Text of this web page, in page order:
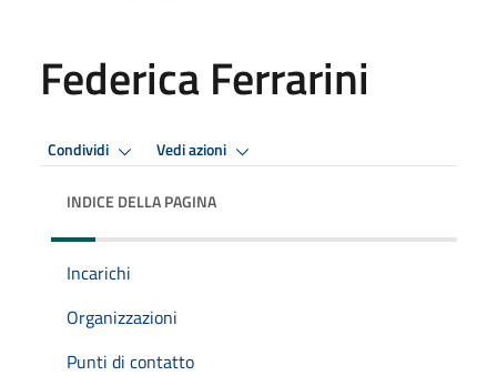
Federica Ferrarini
Condividi Vedi azioni
INDICE DELLA PAGINA
Incarichi
Organizzazioni
Punti di contatto